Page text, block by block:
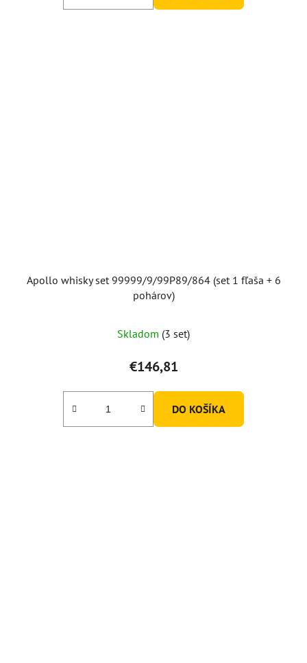
Apollo whisky set 99999/9/99P89/864 (set 1 fľaša + 6
pohárov)
Skladom (3 set)
€146,81
DO KOŠÍKA